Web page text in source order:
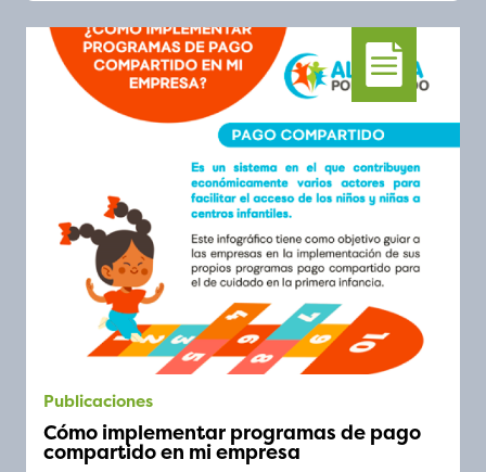
publicaciones
Cómo implementar programas de pago
compartido en mi empresa